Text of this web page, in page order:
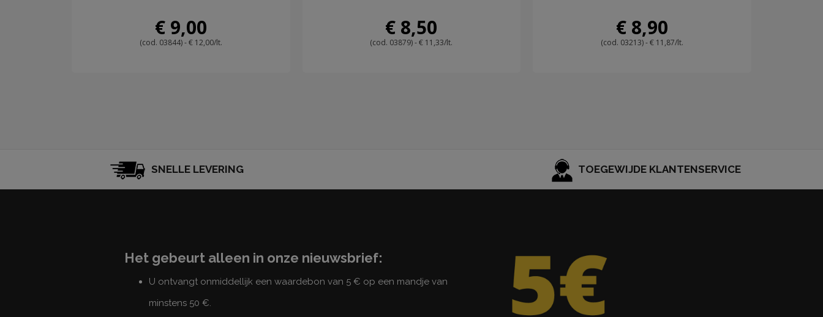
€ 9,00
(cod. 03844) - € 12,00/lt.
€ 8,50
(cod. 03879) - € 11,33/lt.
€ 8,90
(cod. 03213) - € 11,87/lt.
SNELLE LEVERING TOEGEWIJDE KLANTENSERVICE
Het gebeurt alleen in onze nieuwsbrief:
U ontvangt onmiddellijk een waardebon van 5 € op een mandje van
minstens 50 €.